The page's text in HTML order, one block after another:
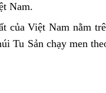
Nam.
của Việt Nam nằm
Tu Sản chạy men